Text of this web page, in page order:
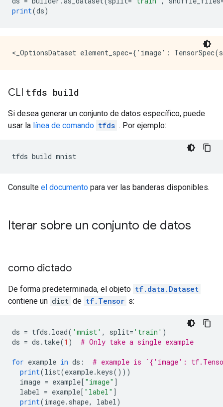
print(ds)
CLI tfds build
Si desea generar un conjunto de datos específico, puede
usar la línea de comando tfds . Por ejemplo:
tfds build mnist
Consulte el documento para ver las banderas disponibles.
Iterar sobre un conjunto de datos
como dictado
De forma predeterminada, el objeto tf.data.Dataset
contiene un dict de tf.Tensor s:
ds = tfds . load( 'mnist' , split= 'train' )
ds = ds . take(1 ) # Only take a single example
for example in ds :
# example is `{'image':
print(list(example.keys()))
image = example[ "image" ]
label = example[ "label" ]
print(image. shape, label)